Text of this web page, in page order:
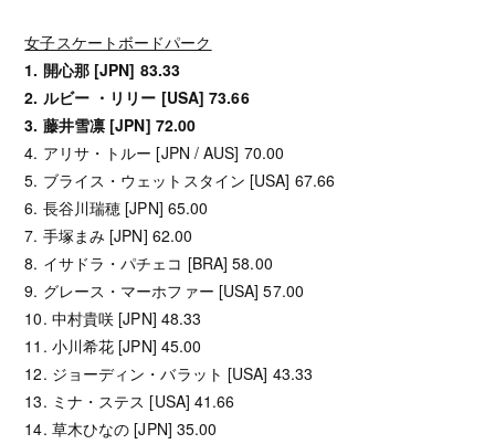
女子スケートボードパーク
1. 開心那 [JPN] 83.33
2. ルビー ・リリー [USA] 73.66
3. 藤井雪凛 [JPN] 72.00
4. アリサ・トルー [JPN / AUS] 70.00
5. ブライス・ウェットスタイン [USA] 67.66
6. 長谷川瑞穂 [JPN] 65.00
7. 手塚まみ [JPN] 62.00
8. イサドラ・パチェコ [BRA] 58.00
9. グレース・マーホファー [USA] 57.00
10. 中村貴咲 [JPN] 48.33
11. 小川希花 [JPN] 45.00
12. ジョーディン・バラット [USA] 43.33
13. ミナ・ステス [USA] 41.66
14. 草木ひなの [JPN] 35.00